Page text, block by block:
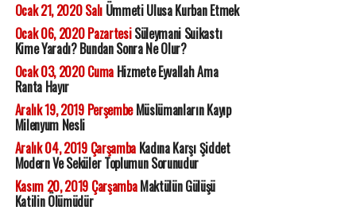
Ocak 21, 2020 SalıÜmmeti Ulusa Kurban Etmek
Ocak 06, 2020 PazartesiSüleymani Suikastı
Kime Yaradı? Bundan Sonra Ne Olur?
Ocak 03, 2020 CumaHizmete Eyvallah Ama
Ranta Hayır
Aralık 19, 2019 PerşembeMüslümanların Kayıp
Milenyum Nesli
Aralık 04, 2019 ÇarşambaKadına Karşı Şiddet
Modern Ve Seküler Toplumun Sorunudur
Kasım 20, 2019 ÇarşambaMaktülün Gülüşü
Katilin Ölümüdür